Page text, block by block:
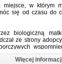
w którym
się od czasu do
biologiczną
ze strony
wychodzi na jaw
Więcej